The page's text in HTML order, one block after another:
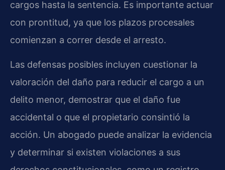
cargos hasta la sentencia. Es importante actuar
con prontitud, ya que los plazos procesales
comienzan a correr desde el arresto.
Las defensas posibles incluyen cuestionar la
valoración del daño para reducir el cargo a un
delito menor, demostrar que el daño fue
accidental o que el propietario consintió la
acción. Un abogado puede analizar la evidencia
y determinar si existen violaciones a sus